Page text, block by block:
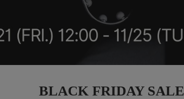
BLACK FRIDAY SALE